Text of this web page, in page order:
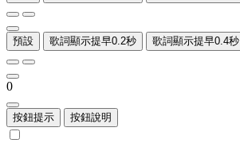
預設 歌詞顯示提早0.2秒 歌詞顯示提早0.4秒
0
按鈕提示 按鈕說明